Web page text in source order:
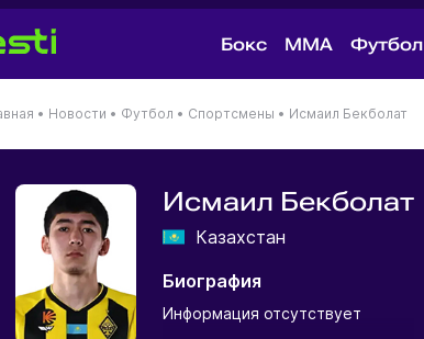
Бокс MMA Футбол
• Новости • Футбол • Спортсмены • Исмаил Бекболат
Исмаил Бекболат
Казахстан
Биография
Информация отсутствует